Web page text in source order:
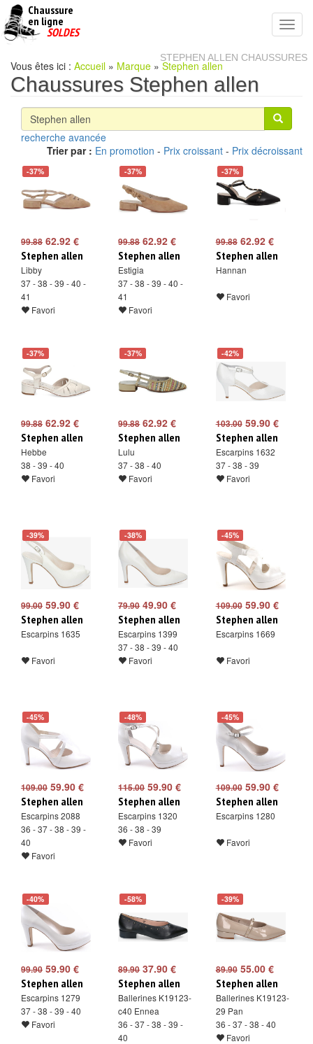
Chaussure
en ligne
pas
SOLDES
STEPHEN ALLEN CHAUSSURES
Vous êtes ici : Accueil » Marque » Stephen allen
Chaussures Stephen allen
recherche avancée
Trier par : En promotion - Prix croissant - Prix décroissant
-37%
99.88 62.92 €
Stephen allen
Libby
37 - 38 - 39 - 40 -
41
Favori
-37%
99.8862.92 €
Stephen allen
Estigia
37 - 38 - 39 - 40 -
41
Favori
-37%
99.8862.92 €
Stephen allen
Hannan
Favori
-37%
99.88 62.92 €
Stephen allen
Hebbe
38 - 39 - 40
Favori
-37%
99.8862.92 €
Stephen allen
Lulu
37 - 38 - 40
Favori
-42%
103.0059.90 €
Stephen allen
Escarpins 1632
37 - 38 - 39
Favori
-39%
99.00 59.90 €
Stephen allen
Escarpins 1635
Favori
-38%
79.9049.90 €
Stephen allen
Escarpins 1399
37 - 38 - 39 - 40
Favori
-45%
109.0059.90 €
Stephen allen
Escarpins 1669
Favori
-45%
109.00 59.90 €
Stephen allen
Escarpins 2088
36 - 37 - 38 - 39 -
40
Favori
-48%
115.0059.90 €
Stephen allen
Escarpins 1320
36 - 38 - 39
Favori
-45%
109.0059.90 €
Stephen allen
Escarpins 1280
Favori
-40%
99.90 59.90 €
Stephen allen
Escarpins 1279
37 - 38 - 39 - 40
Favori
-58%
89.9037.90 €
Stephen allen
Ballerines K19123-
c40 Ennea
36 - 37 - 38 - 39 -
40
-39%
89.9055.00 €
Stephen allen
Ballerines K19123-
29 Pan
36 - 37 - 38 - 40
Favori